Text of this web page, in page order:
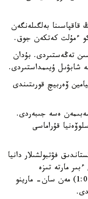
قاقپاسىنا بەلگىلەنگەن
ءمۇلت كەتكەن جوق.
باسىن تەڭەستىردى. بۇدان
شابۋىل ۇيىمداستىردى.
بەنيامين ۆەربيچ قورىتىندى
قازاقستان قارسىلاسىنا 1:2 ەسەبىمەن ەسە جىبەردى.
قۇراماسى
فۋتبولشىلار دانيا
قۇرامالارىن ءبىر مارتە تىزە
بۇكتىرسە، سولتۇستىك يرلانديا (1:0، 1:0) مەن سان- مارينو